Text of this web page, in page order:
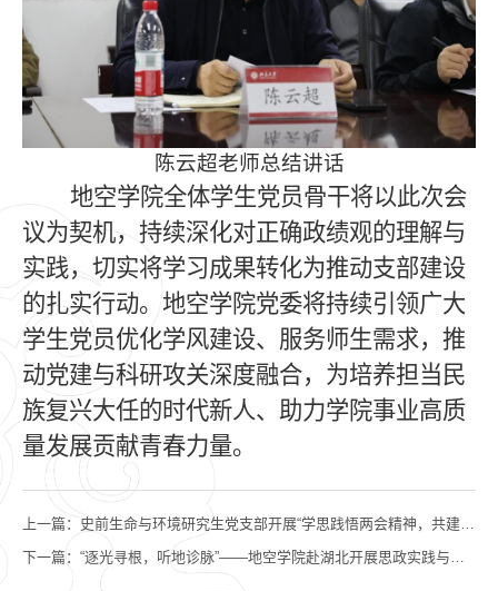
陈云超老师总结讲话
地空学院全体学生党员骨干将以此次会
议为契机，持续深化对正确政绩观的理解与
实践，切实将学习成果转化为推动支部建设
的扎实行动。地空学院党委将持续引领广大
学生党员优化学风建设、服务师生需求，推
动党建与科研攻关深度融合，为培养担当民
族复兴大任的时代新人、助力学院事业高质
量发展贡献青春力量。
上一篇： 史前生命与环境研究生党支部开展“学思践悟两会精神，共建凝聚青春力量”主题党团日活动
下一篇： “逐光寻根，听地诊脉”——地空学院赴湖北开展思政实践与科技服务